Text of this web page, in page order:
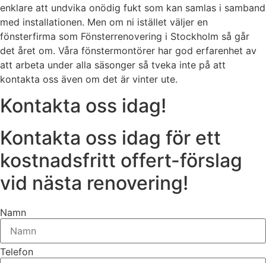
enklare att undvika onödig fukt som kan samlas i samband
med installationen. Men om ni istället väljer en
fönsterfirma som Fönsterrenovering i Stockholm så går
det året om. Våra fönstermontörer har god erfarenhet av
att arbeta under alla säsonger så tveka inte på att
kontakta oss även om det är vinter ute.
Kontakta oss idag!
Kontakta oss idag för ett
kostnadsfritt offert-förslag
vid nästa renovering!
Namn
Telefon